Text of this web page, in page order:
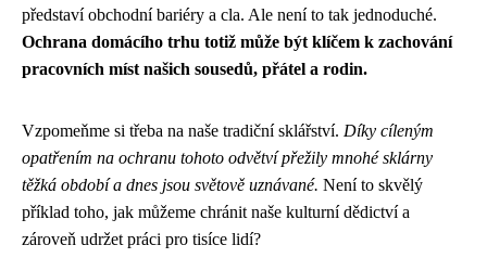
představí obchodní bariéry a cla. Ale není to tak jednoduché.
Ochrana domácího trhu totiž může být klíčem k zachování
pracovních míst našich sousedů, přátel a rodin.
Vzpomeňme si třeba na naše tradiční sklářství. Díky cíleným
opatřením na ochranu tohoto odvětví přežily mnohé sklárny
těžká období a dnes jsou světově uznávané. Není to skvělý
příklad toho, jak můžeme chránit naše kulturní dědictví a
zároveň udržet práci pro tisíce lidí?